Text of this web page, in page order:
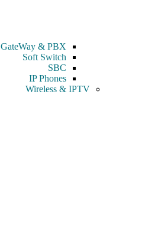
GateWay & PBX
Soft Switch
SBC
IP Phones
Wireless & IPTV